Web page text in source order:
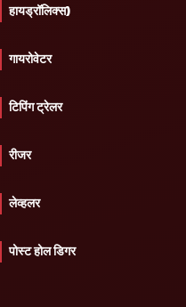
हायड्रॉलिक्स)
गायरोवेटर
टिपिंग ट्रेलर
रीजर
लेव्हलर
पोस्ट होल डिगर